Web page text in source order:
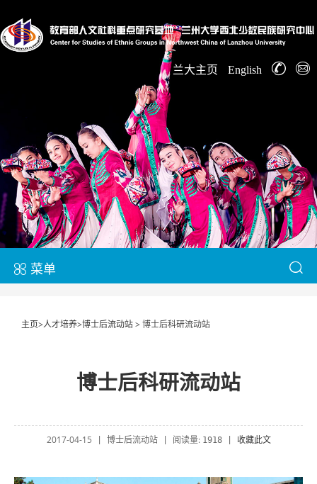
兰大主页 English
菜单
主页>人才培养>博士后流动站> 博士后科研流动站
博士后科研流动站
2017-04-15 博士后流动站| 阅读量: 1918| 收藏此文